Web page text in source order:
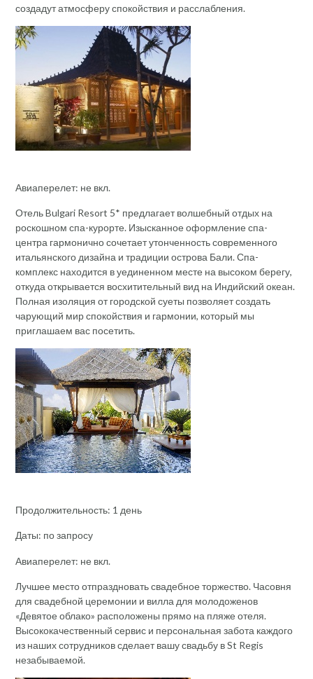
создадут атмосферу спокойствия и расслабления.
Авиаперелет: не вкл.
Отель Bulgari Resort 5* предлагает волшебный отдых на
роскошном спа-курорте. Изысканное оформление спа-
центра гармонично сочетает утонченность современного
итальянского дизайна и традиции острова Бали. Спа-
комплекс находится в уединенном месте на высоком берегу,
откуда открывается восхитительный вид на Индийский океан.
Полная изоляция от городской суеты позволяет создать
чарующий мир спокойствия и гармонии, который мы
приглашаем вас посетить.
Продолжительность: 1 день
Даты: по запросу
Авиаперелет: не вкл.
Лучшее место отпраздновать свадебное торжество. Часовня
для свадебной церемонии и вилла для молодоженов
«Девятое облако» расположены прямо на пляже отеля.
Высококачественный сервис и персональная забота каждого
из наших сотрудников сделает вашу свадьбу в St Regis
незабываемой.